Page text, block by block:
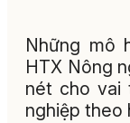
Những mô
HTX Nông
nét cho vai
nghiệp theo